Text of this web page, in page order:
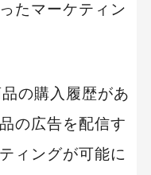
たマーケティン
の購入履歴があ
の広告を配信す
ィングが可能に